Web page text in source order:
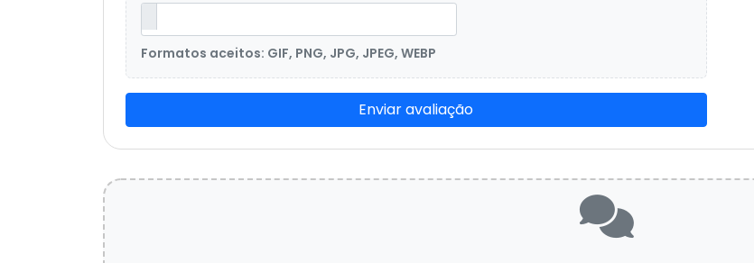
Formatos aceitos: GIF, PNG, JPG, JPEG, WEBP
Enviar avaliação